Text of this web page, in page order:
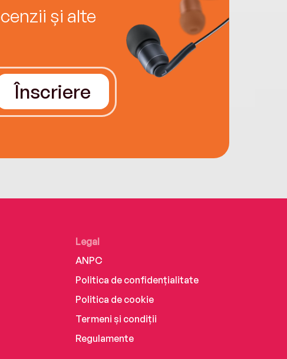
și alte
Înscriere
Legal
ANPC
Politica de confidențialitate
Politica de cookie
Termeni și condiții
Regulamente